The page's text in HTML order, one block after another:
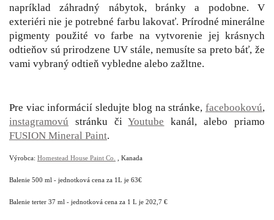
napríklad záhradný nábytok, bránky a podobne. V
exteriéri nie je potrebné farbu lakovať. Prírodné minerálne
pigmenty použité vo farbe na vytvorenie jej krásnych
odtieňov sú prirodzene UV stále, nemusíte sa preto báť, že
vami vybraný odtieň vybledne alebo zažltne.
Pre viac informácií sledujte blog na stránke, facebookovú,
instagramovú stránku čiYoutube kanál, alebo priamo
FUSION Mineral Paint.
Výrobca: Homestead House Paint Co. , Kanada
Balenie 500 ml - jednotková cena za 1L je 63€
Balenie terter 37 ml - jednotková cena za 1 L je 202,7 €